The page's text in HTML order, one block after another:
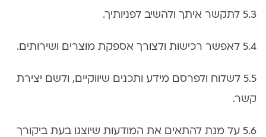
5.3 לתקשר איתך ולהשיב לפניותיך.
5.4 לאפשר רכישות ולצורך אספקת מוצרים ושירותים.
5.5 לשלוח ולפרסם מידע ותכנים שיווקיים, ולשם יצירת
קשר.
5.6 על מנת להתאים את המודעות שיוצגו בעת ביקורך